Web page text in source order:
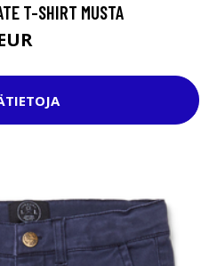
T-SHIRT MUSTA